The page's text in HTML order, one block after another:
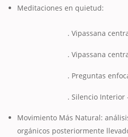
Meditaciones en quietud:
. Vipassana
. Vipassana
. Preguntas
. Silencio Interior
Movimiento Más Natural:
orgánicos posteriormente